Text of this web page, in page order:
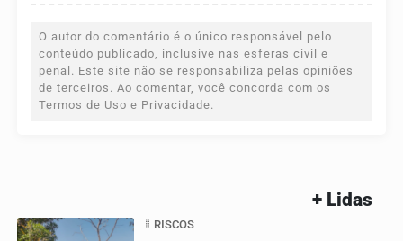
O autor do comentário é o único responsável pelo
conteúdo publicado, inclusive nas esferas civil e
penal. Este site não se responsabiliza pelas opiniões
de terceiros. Ao comentar, você concorda com os
Termos de Uso e Privacidade.
+ Lidas
RISCOS